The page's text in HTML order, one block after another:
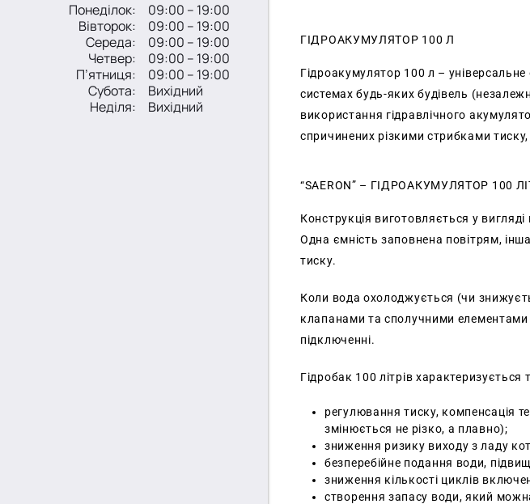
ГІДРОАКУМУЛЯТОР 100 Л
Гідроакумулятор 100 л –
системах будь-яких будівель
використання гідравлічного
спричинених різкими стрибками
“SAERON” – ГІДРОАКУМУЛЯТОР 100
Конструкція виготовляється у
Одна ємність заповнена повітрям,
тиску.
Коли вода охолоджується (чи
клапанами та сполучними
підключенні.
Гідробак 100 літрів
регулювання тиску, компенсація
змінюється не різко, а плавно);
зниження ризику виходу з ладу
безперебійне подання води,
зниження кількості циклів
створення запасу води, який
Понеділок:
Вівторок:
Середа:
Четвер:
П’ятниця:
Субота:
Неділя:
09:00 – 19:00
09:00 – 19:00
09:00 – 19:00
09:00 – 19:00
09:00 – 19:00
Вихідний
Вихідний